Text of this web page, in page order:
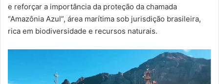
e reforçar a importância da proteção da chamada
“Amazônia Azul”, área marítima sob jurisdição brasileira,
rica em biodiversidade e recursos naturais.